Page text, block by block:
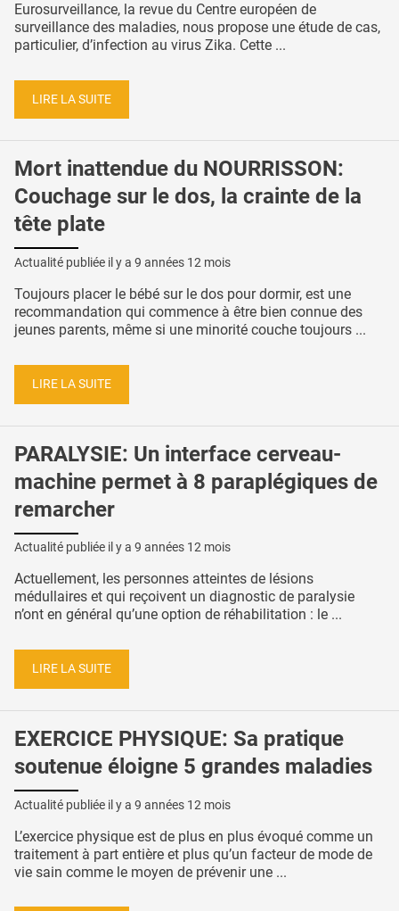
Eurosurveillance, la revue du Centre européen de
surveillance des maladies, nous propose une étude de cas,
particulier, d’infection au virus Zika. Cette ...
LIRE LA SUITE
Mort inattendue du NOURRISSON:
Couchage sur le dos, la crainte de la
tête plate
Actualité publiée il y a 9 années 12 mois
Toujours placer le bébé sur le dos pour dormir, est une
recommandation qui commence à être bien connue des
jeunes parents, même si une minorité couche toujours ...
LIRE LA SUITE
PARALYSIE: Un interface cerveau-
machine permet à 8 paraplégiques de
remarcher
Actualité publiée il y a 9 années 12 mois
Actuellement, les personnes atteintes de lésions
médullaires et qui reçoivent un diagnostic de paralysie
n’ont en général qu’une option de réhabilitation : le ...
LIRE LA SUITE
EXERCICE PHYSIQUE: Sa pratique
soutenue éloigne 5 grandes maladies
Actualité publiée il y a 9 années 12 mois
L’exercice physique est de plus en plus évoqué comme un
traitement à part entière et plus qu’un facteur de mode de
vie sain comme le moyen de prévenir une ...